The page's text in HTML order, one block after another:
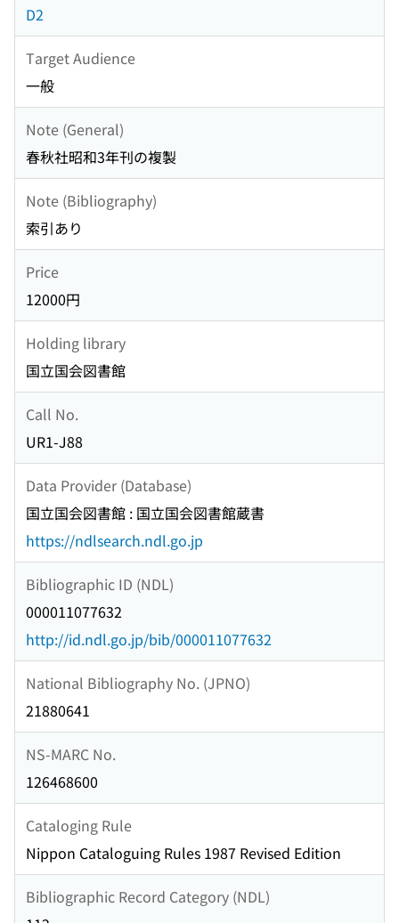
D2
Target Audience
一般
Note (General)
春秋社昭和3年刊の複製
Note (Bibliography)
索引あり
Price
12000円
Holding library
国立国会図書館
Call No.
UR1-J88
Data Provider (Database)
国立国会図書館 : 国立国会図書館蔵書
https://ndlsearch.ndl.go.jp
Bibliographic ID (NDL)
000011077632
http://id.ndl.go.jp/bib/000011077632
National Bibliography No. (JPNO)
21880641
NS-MARC No.
126468600
Cataloging Rule
Nippon Cataloguing Rules 1987 Revised Edition
Bibliographic Record Category (NDL)